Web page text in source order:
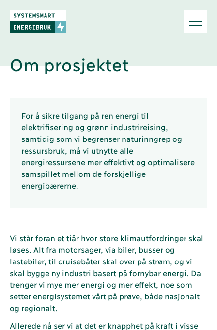
Om prosjektet
For å sikre tilgang på ren energi til
elektrifisering og grønn industrireising,
samtidig som vi begrenser naturinngrep og
ressursbruk, må vi utnytte alle
energiressursene mer effektivt og optimalisere
samspillet mellom de forskjellige
energibærerne.
Vi står foran et tiår hvor store klimautfordringer skal
løses. Alt fra motorsager, via biler, busser og
lastebiler, til cruisebåter skal over på strøm, og vi
skal bygge ny industri basert på fornybar energi. Da
trenger vi mye mer energi og mer effekt, noe som
setter energisystemet vårt på prøve, både nasjonalt
og regionalt.
Allerede nå ser vi at det er knapphet på kraft i visse